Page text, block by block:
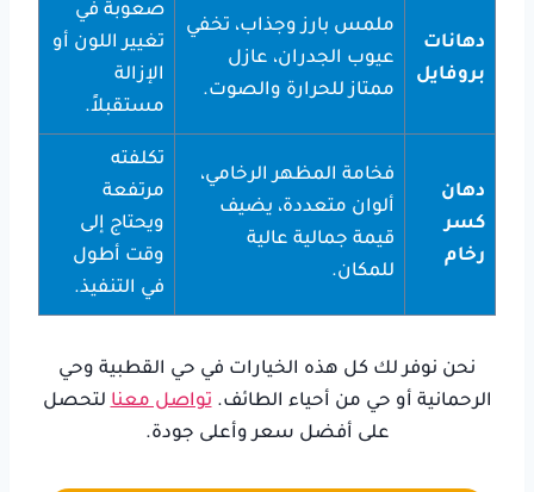
دهانات
بروفايل
ملمس بارز وجذاب، تخفي
عيوب الجدران، عازل
ممتاز للحرارة والصوت.
صعوبة في
تغيير اللون أو
الإزالة
مستقبلاً.
دهان
كسر
رخام
فخامة المظهر الرخامي،
ألوان متعددة، يضيف
قيمة جمالية عالية
للمكان.
تكلفته
مرتفعة
ويحتاج إلى
وقت أطول
في التنفيذ.
نحن نوفر لك كل هذه الخيارات في حي القطبية وحي
الرحمانية أو حي من أحياء الطائف.تواصل معنالتحصل
على أفضل سعر وأعلى جودة.